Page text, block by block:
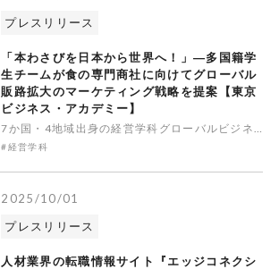
プレスリリース
「本わさびを日本から世界へ！」―多国籍学
生チームが食の専門商社に向けてグローバル
販路拡大のマーケティング戦略を提案【東京
ビジネス・アカデミー】
7か国・4地域出身の経営学科グローバルビジネス専攻の学生が、株式会社ヴォークス・トレーディングへ各国・地域の市場特性を活かした販売戦略や商品アイデアを発表。学校法人２１世紀アカデメイア（学長：田坂広志／本部：東京都千代田区）が運営するビジネス総合専門学校「東京ビジネス・アカデミー」（校長：稲場央人／
#経営学科
2025/10/01
プレスリリース
人材業界の転職情報サイト『エッジコネクシ